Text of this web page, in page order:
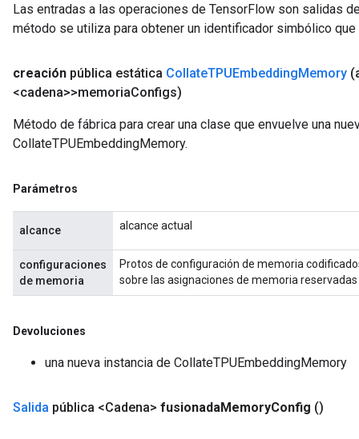
Las entradas a las operaciones de TensorFlow son salidas
método se utiliza para obtener un identificador simbólico
creación pública estática CollateTPUEmbeddingMemory
<cadena>>memoriaConfigs)
Método de fábrica para crear una clase que envuelve una
CollateTPUEmbeddingMemory.
Parámetros
alcance alcance actual
configuraciones
de memoria
Protos de configuración de memoria
sobre las asignaciones de memoria
Devoluciones
una nueva instancia de CollateTPUEmbeddingMemory
Salida pública <Cadena> fusionadaMemoryConfig ()